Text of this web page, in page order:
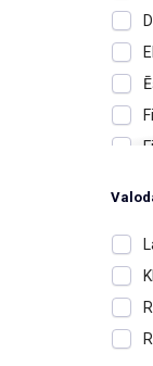
gads